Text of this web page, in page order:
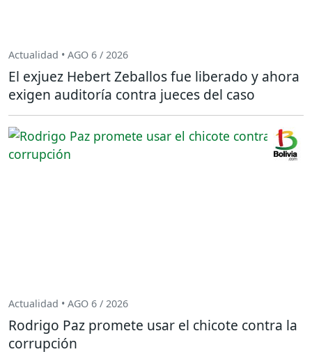
Actualidad • AGO 6 / 2026
El exjuez Hebert Zeballos fue liberado y ahora
exigen auditoría contra jueces del caso
Actualidad • AGO 6 / 2026
Rodrigo Paz promete usar el chicote contra la
corrupción